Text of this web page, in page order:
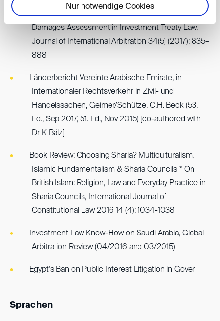
Nur notwendige Cookies
Equity-Based Discretion and the Anatomy of
Damages Assessment in Investment Treaty Law,
Journal of International Arbitration 34(5) (2017): 835–
888
Länderbericht Vereinte Arabische Emirate, in
Internationaler Rechtsverkehr in Zivil- und
Handelssachen, Geimer/Schütze, C.H. Beck (53.
Ed., Sep 2017, 51. Ed., Nov 2015) [co-authored with
Dr K Bälz]
Book Review: Choosing Sharia? Multiculturalism,
Islamic Fundamentalism & Sharia Councils * On
British Islam: Religion, Law and Everyday Practice in
Sharia Councils, International Journal of
Constitutional Law 2016 14 (4): 1034-1038
Investment Law Know-How on Saudi Arabia, Global
Arbitration Review (04/2016 and 03/2015)
Egypt's Ban on Public Interest Litigation in Gover
Sprachen